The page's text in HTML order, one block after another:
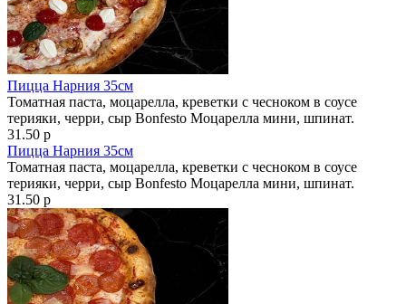
Пицца Нарния 35см
Томатная паста, моцарелла, креветки с чесноком в соусе
терияки, черри, сыр Bonfesto Моцарелла мини, шпинат.
31.50 р
Пицца Нарния 35см
Томатная паста, моцарелла, креветки с чесноком в соусе
терияки, черри, сыр Bonfesto Моцарелла мини, шпинат.
31.50 р